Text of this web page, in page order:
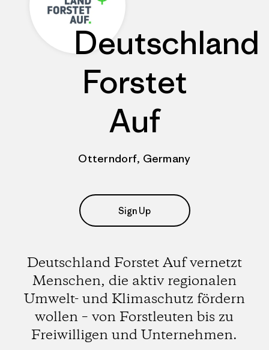
Deutschland
Forstet
Auf
Otterndorf, Germany
Sign Up
Deutschland Forstet Auf vernetzt
Menschen, die aktiv regionalen
Umwelt- und Klimaschutz fördern
wollen – von Forstleuten bis zu
Freiwilligen und Unternehmen.